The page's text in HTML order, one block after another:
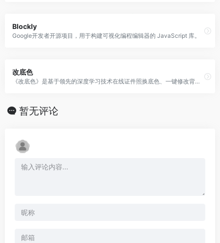
Blockly
Google开发者开源项目，用于构建可视化编程编辑器的 JavaScript 库。
改底色
《改底色》是基于领先的深度学习技术在线证件照换底色、一键修改背景颜色的工具
暂无评论